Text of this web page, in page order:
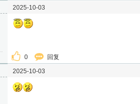
2025-10-03
0 回复
2025-10-03